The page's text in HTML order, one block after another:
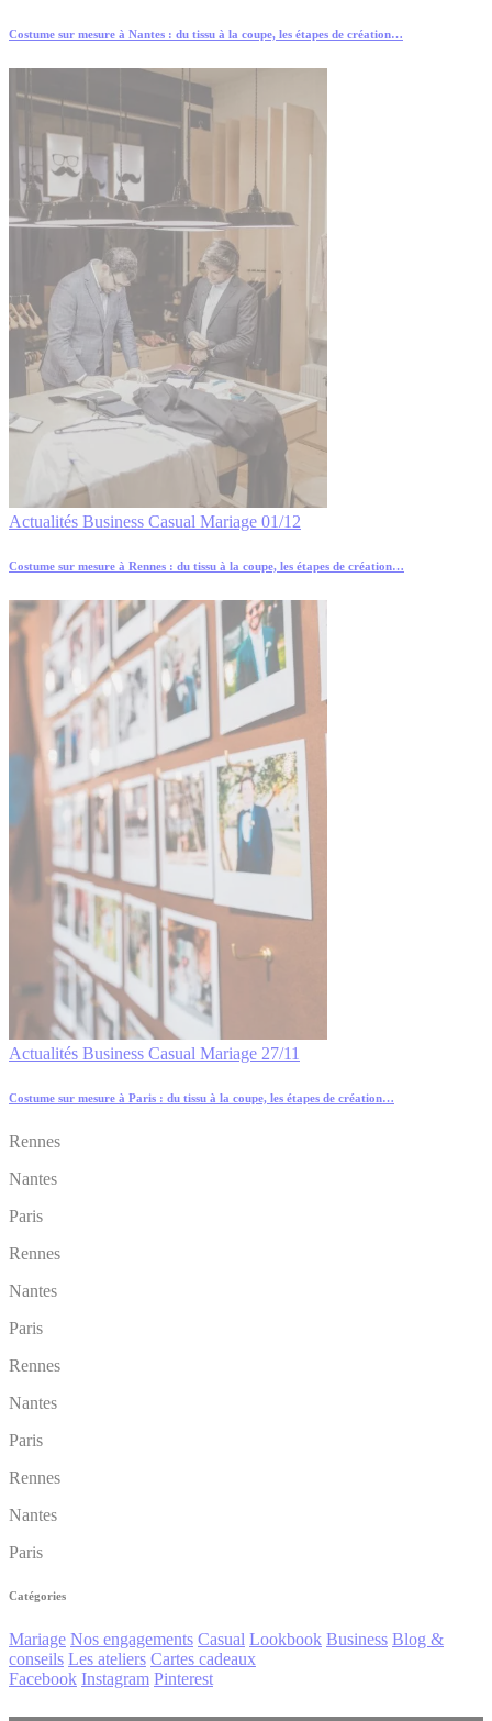
Costume sur mesure à Nantes : du tissu à la coupe, les étapes de création…
Actualités Business Casual Mariage 01/12
Costume sur mesure à Rennes : du tissu à la coupe, les étapes de création…
Actualités Business Casual Mariage 27/11
Costume sur mesure à Paris : du tissu à la coupe, les étapes de création…
Rennes
Nantes
Paris
Rennes
Nantes
Paris
Rennes
Nantes
Paris
Rennes
Nantes
Paris
Catégories
Mariage Nos engagements Casual Lookbook Business Blog &
conseils Les ateliers Cartes cadeaux
Facebook Instagram Pinterest